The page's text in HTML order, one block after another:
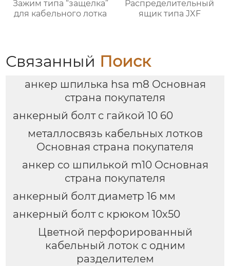
Зажим типа “защелка”
для кабельного лотка
Распределительный
ящик типа JXF
Связанный Поиск
анкер шпилька hsa m8 Основная
страна покупателя
анкерный болт с гайкой 10 60
металлосвязь кабельных лотков
Основная страна покупателя
анкер со шпилькой m10 Основная
страна покупателя
анкерный болт диаметр 16 мм
анкерный болт с крюком 10х50
Цветной перфорированный
кабельный лоток с одним
разделителем